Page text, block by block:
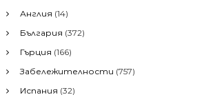
Англия (14)
България (372)
Гърция (166)
Забележителности (757)
Испания (32)